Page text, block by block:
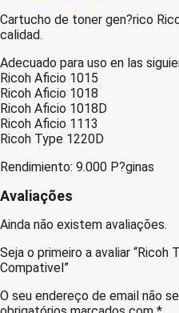
Cartucho de toner gen?rico
calidad.
Adecuado para uso en las
Ricoh Aficio 1015
Ricoh Aficio 1018
Ricoh Aficio 1018D
Ricoh Aficio 1113
Ricoh Type 1220D
Rendimiento: 9.000 P?ginas
Avaliações
Ainda não existem avaliações.
Seja o primeiro a avaliar
Compativel”
O seu endereço de email não